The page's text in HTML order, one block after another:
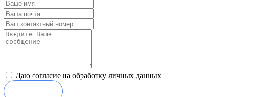
Даю согласие на обработку личных данных